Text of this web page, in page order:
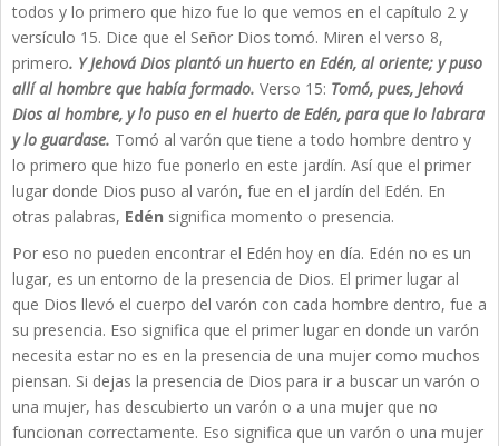
todos y lo primero que hizo fue lo que vemos en el capítulo 2 y
versículo 15. Dice que el Señor Dios tomó. Miren el verso 8,
primero. Y Jehová Dios plantó un huerto en Edén, al oriente; y puso
allí al hombre que había formado. Verso 15: Tomó, pues, Jehová
Dios al hombre, y lo puso en el huerto de Edén, para que lo labrara
y lo guardase. Tomó al varón que tiene a todo hombre dentro y
lo primero que hizo fue ponerlo en este jardín. Así que el primer
lugar donde Dios puso al varón, fue en el jardín del Edén. En
otras palabras, Edén significa momento o presencia.
Por eso no pueden encontrar el Edén hoy en día. Edén no es un
lugar, es un entorno de la presencia de Dios. El primer lugar al
que Dios llevó el cuerpo del varón con cada hombre dentro, fue a
su presencia. Eso significa que el primer lugar en donde un varón
necesita estar no es en la presencia de una mujer como muchos
piensan. Si dejas la presencia de Dios para ir a buscar un varón o
una mujer, has descubierto un varón o a una mujer que no
funcionan correctamente. Eso significa que un varón o una mujer